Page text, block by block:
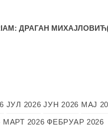
ДРАГАН
ЈУЛ 2026 ЈУН 2026 МАЈ
МАРТ 2026 ФЕБРУАР 2026